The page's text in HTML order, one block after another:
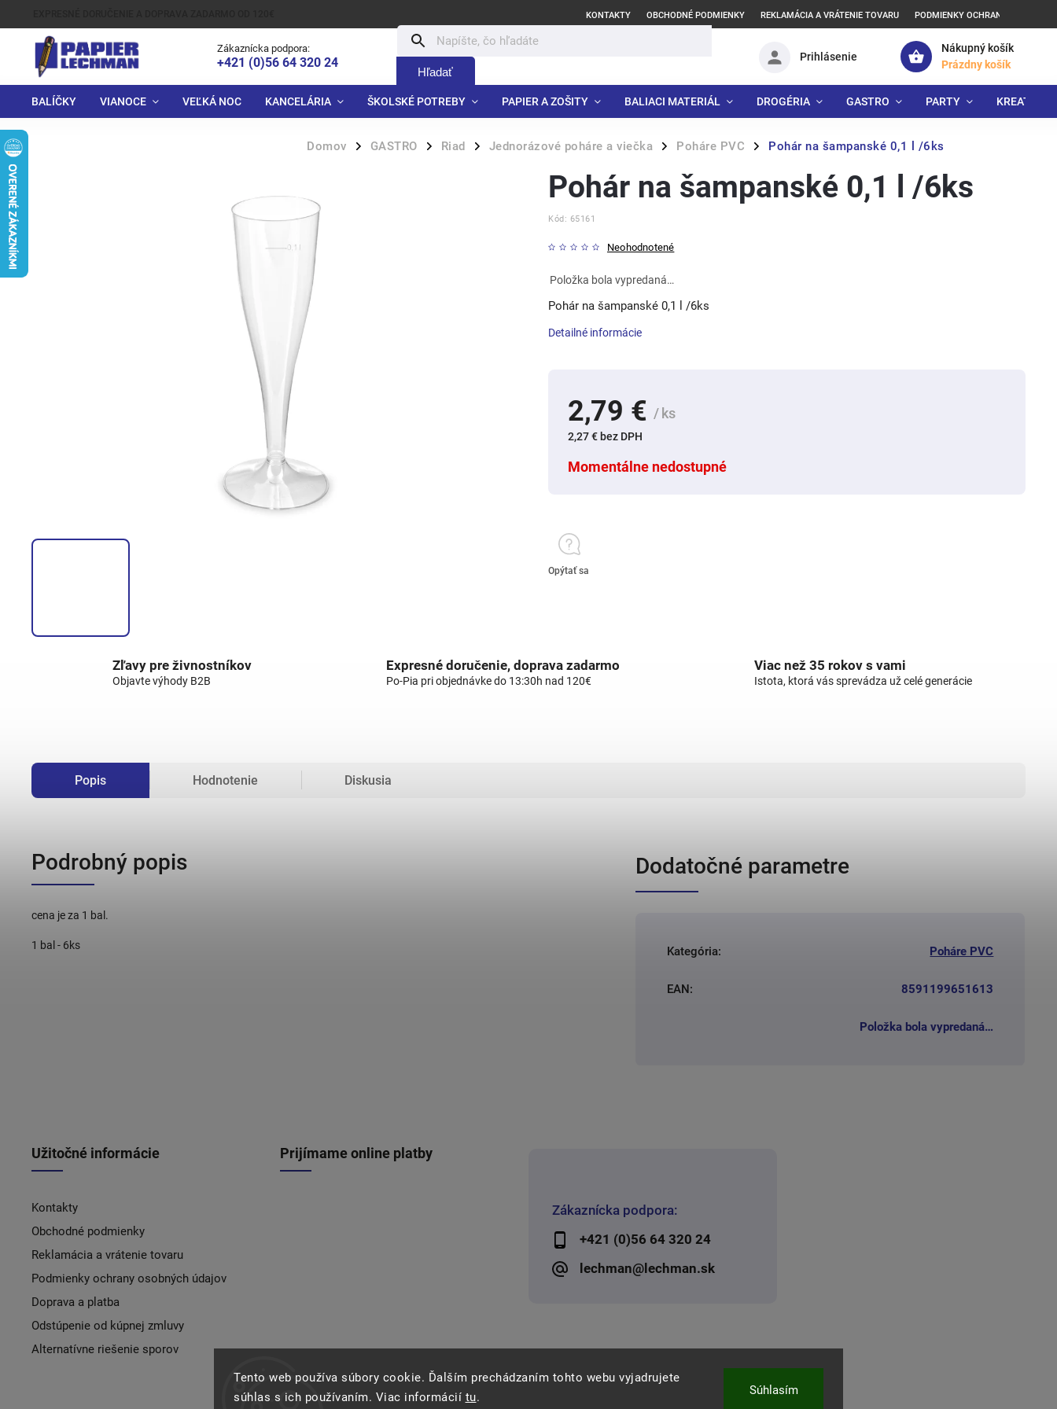
Tento web používa súbory cookie. Ďalším prechádzaním tohto webu vyjadrujete
súhlas s ich používaním. Viac informácií tu. Súhlasím
KONTAKTY OBCHODNÉ PODMIENKY REKLAMÁCIA A VRÁTENIE TOVARU PODMIENKY OCHRANY
Zákaznícka podpora:
+421 (0)56 64 320 24
Hľadať
Nákupný košík
Prázdny košík
Prihlásenie
BALÍČKY VIANOCE VEĽKÁ NOC KANCELÁRIA ŠKOLSKÉ POTREBY PAPIER A ZOŠITY BALIACI MATERIÁL DROGÉRIA GASTRO PARTY
Domov / GASTRO / Riad / Jednorázové poháre a viečka / Poháre PVC / Pohár na šampanské 0,1 l /6ks
2,79 € / ks
2,27 € bez DPH
Momentálne nedostupné
Pohár na šampanské 0,1 l /6ks
Kód: 65161
Neohodnotené
Položka bola vypredaná…
Pohár na šampanské 0,1 l /6ks
Detailné informácie
Opýtať sa
Zľavy pre živnostníkov
Objavte výhody B2B
Expresné doručenie, doprava zadarmo
Po-Pia pri objednávke do 13:30h nad 120€
Viac než 35 rokov s vami
Istota, ktorá vás sprevádza už celé generácie
Popis Hodnotenie Diskusia
Podrobný popis
cena je za 1 bal.
1 bal - 6ks
Dodatočné parametre
Kategória: Poháre PVC
EAN: 8591199651613
Položka bola vypredaná…
Zákaznícka podpora:
+421 (0)56 64 320 24
lechman@lechman.sk
Užitočné informácie
Kontakty
Obchodné podmienky
Reklamácia a vrátenie tovaru
Podmienky ochrany osobných údajov
Doprava a platba
Odstúpenie od kúpnej zmluvy
Alternatívne riešenie sporov
Prijímame online platby